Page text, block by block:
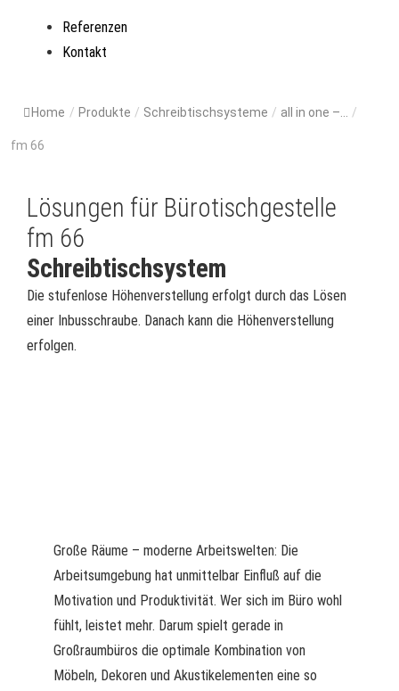
Referenzen
Kontakt
Home / Produkte / Schreibtischsysteme / all in one –... /
fm 66
Lösungen für Bürotischgestelle
fm 66
Schreibtischsystem
Die stufenlose Höhenverstellung erfolgt durch das Lösen
einer Inbusschraube. Danach kann die Höhenverstellung
erfolgen.
Große Räume – moderne Arbeitswelten: Die
Arbeitsumgebung hat unmittelbar Einfluß auf die
Motivation und Produktivität. Wer sich im Büro wohl
fühlt, leistet mehr. Darum spielt gerade in
Großraumbüros die optimale Kombination von
Möbeln, Dekoren und Akustikelementen eine so